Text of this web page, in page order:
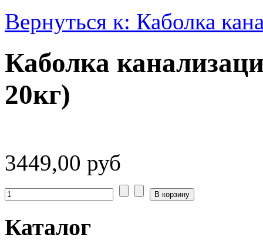
Вернуться к: Каболка
Каболка
20кг)
3449,00 руб
Каталог